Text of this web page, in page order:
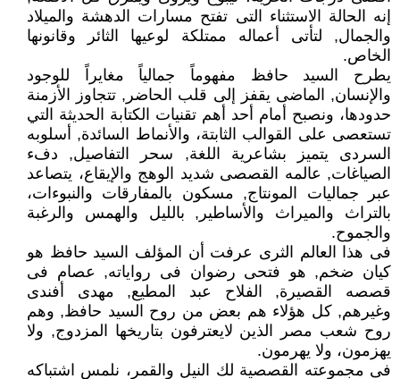
إنه الحالة الاستثناء التى تفتح مسارات الدهشة والميلاد
والجمال, لتأتى أعماله ممتلكة لوعيها الثائر وقانونها
الخاص.
يطرح السيد حافظ مفهوماً جمالياً مغايراً للوجود
والإنسان, الماضى يقفز إلى قلب الحاضر, تتجاوز الأزمنة
حدودها، ونصبح أمام أحد أهم تقنيات الكتابة الحديثة التي
تستعصى على القوالب الثابتة، والأنماط السائدة, أسلوبه
السردى يتميز بشاعرية اللغة, سحر التفاصيل, دفء
الصياغات, عالمه القصصى شديد الوهج والإيقاع، يتصاعد
عبر جماليات المونتاج, مسكون بالمفارقات والنبوءات،
بالتراث والميراث والأساطير, بالليل والهمس والرغبة
والجموح.
فى هذا العالم الثرى عرفت أن المؤلف السيد حافظ هو
كيان ضخم, هو فتحى رضوان فى رواياته, عصام فى
قصصه القصيرة, الفلاح عبد المطيع, مهدى أفندى
وغيرهم, كل هؤلاء هم بعض من روح السيد حافظ, وهم
روح شعب مصر الذين لايعترفون بتاريخها المزدوج, ولا
يهزمون، ولا يهرمون.
فى مجموعته القصصية لك النيل والقمر، نلمس اشتباكه